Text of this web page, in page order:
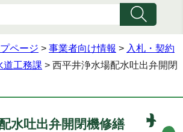
プページ > 事業者向け情報 > 入札・契約
道工務課 > 西平井浄水場配水吐出弁開閉
水吐出弁開閉機修繕